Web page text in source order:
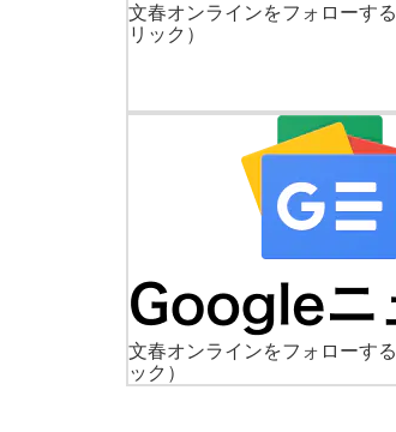
文春オンラインをフォローする
リック）
文春オンラインをフォローする
ック）